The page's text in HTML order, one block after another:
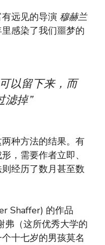
远见的导演 穆赫兰
感染了我们噩梦的
以留下来，而
滤掉”
种方法的结果。有
，需要作者立即、
经历了数月甚至数
Shaffer) 的作品
弗（这所优秀大学的
十七岁的男孩莫名